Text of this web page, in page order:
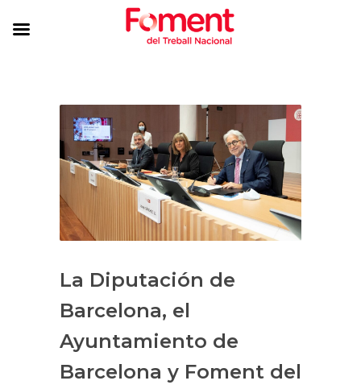
La Diputación de
Barcelona, el
Ayuntamiento de
Barcelona y Foment del